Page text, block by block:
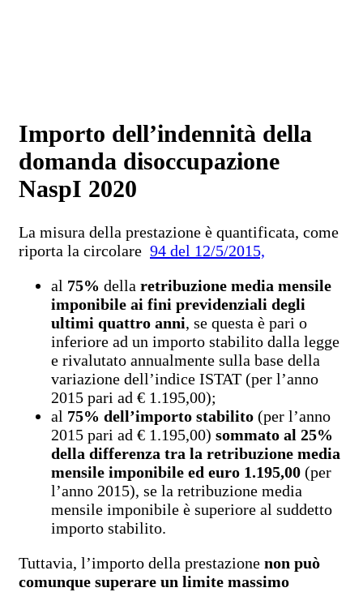
Importo dell’indennità della
domanda disoccupazione
NaspI 2020
La misura della prestazione è quantificata, come
riporta la circolare 94 del 12/5/2015,
al 75% della retribuzione media mensile
imponibile ai fini previdenziali degli
ultimi quattro anni, se questa è pari o
inferiore ad un importo stabilito dalla legge
e rivalutato annualmente sulla base della
variazione dell’indice ISTAT (per l’anno
2015 pari ad € 1.195,00);
al 75% dell’importo stabilito (per l’anno
2015 pari ad € 1.195,00) sommato al 25%
della differenza tra la retribuzione media
mensile imponibile ed euro 1.195,00 (per
l’anno 2015), se la retribuzione media
mensile imponibile è superiore al suddetto
importo stabilito.
Tuttavia, l’importo della prestazione non può
comunque superare un limite massimo